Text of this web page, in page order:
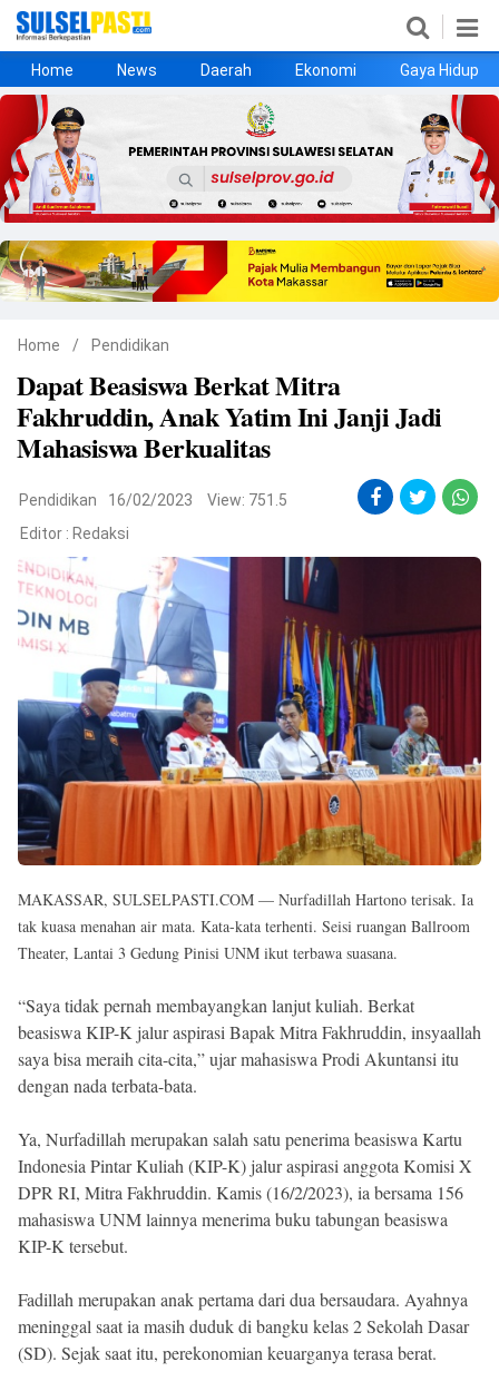
Home
News
Daerah
Ekonomi
Gaya Hidup
Kesehatan
Metro
Nasional
Hukrim
Olahraga
Politik
UMKM
Opini
©
Copyright
2026
Sulselpasti.com
.
Reserved
Home News Daerah Ekonomi Gaya Hidup
Home / Pendidikan
Dapat Beasiswa Berkat Mitra
Fakhruddin, Anak Yatim Ini Janji Jadi
Mahasiswa Berkualitas
Pendidikan 16/02/2023
View: 751.5
Editor : Redaksi
MAKASSAR, SULSELPASTI.COM — Nurfadillah Hartono terisak. Ia
tak kuasa menahan air mata. Kata-kata terhenti. Seisi ruangan Ballroom
Theater, Lantai 3 Gedung Pinisi UNM ikut terbawa suasana.
“Saya tidak pernah membayangkan lanjut kuliah. Berkat
beasiswa KIP-K jalur aspirasi Bapak Mitra Fakhruddin, insyaallah
saya bisa meraih cita-cita,” ujar mahasiswa Prodi Akuntansi itu
dengan nada terbata-bata.
Ya, Nurfadillah merupakan salah satu penerima beasiswa Kartu
Indonesia Pintar Kuliah (KIP-K) jalur aspirasi anggota Komisi X
DPR RI, Mitra Fakhruddin. Kamis (16/2/2023), ia bersama 156
mahasiswa UNM lainnya menerima buku tabungan beasiswa
KIP-K tersebut.
Fadillah merupakan anak pertama dari dua bersaudara. Ayahnya
meninggal saat ia masih duduk di bangku kelas 2 Sekolah Dasar
(SD). Sejak saat itu, perekonomian keuarganya terasa berat.